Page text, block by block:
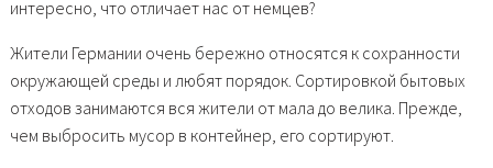
интересно, что отличает нас от немцев?
Жители Германии очень бережно относятся к сохранности
окружающей среды и любят порядок. Сортировкой бытовых
отходов занимаются вся жители от мала до велика. Прежде,
чем выбросить мусор в контейнер, его сортируют.